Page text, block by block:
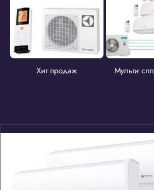
Хит продаж Мульти